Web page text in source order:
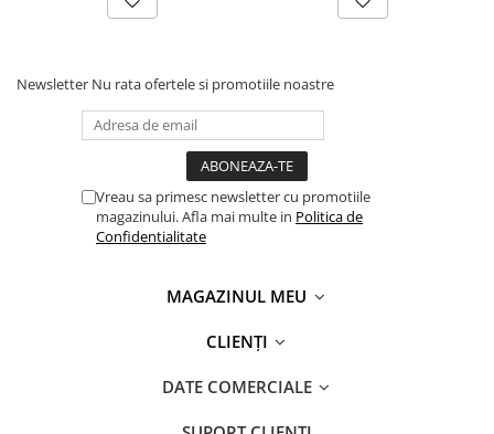
Newsletter Nu rata ofertele si promotiile noastre
Vreau sa primesc newsletter cu promotiile
magazinului. Afla mai multe in Politica de
Confidentialitate
MAGAZINUL MEU
CLIENȚI
DATE COMERCIALE